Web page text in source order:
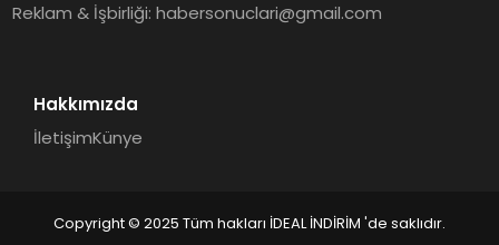
Reklam & İşbirliği:habersonuclari@gmail.com
Hakkımızda
İletişimKünye
Copyright © 2025 Tüm hakları İDEAL İNDİRİM 'de saklıdır.